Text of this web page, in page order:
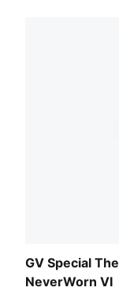
GV Special The
NeverWorn VI